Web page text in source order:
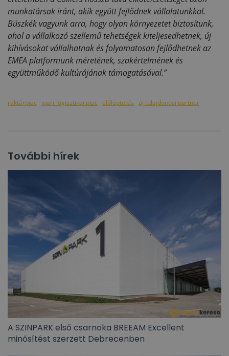
munkatársak iránt, akik együtt fejlődnek vállalatunkkal.
Büszkék vagyunk arra, hogy olyan környezetet biztosítunk,
ahol a vállalkozó szellemű tehetségek kiteljesedhetnek, új
kihívásokat vállalhatnak és folyamatosan fejlődhetnek az
EMEA platformunk méretének, szakértelmének és
együttműködő kultúrájának támogatásával.”
raktárpiac ipari-logisztikai piac előléptetés új tulajdonosi partner
További hírek
A SZINPARK első csarnoka BREEAM Excellent
minősítést szerzett Debrecenben